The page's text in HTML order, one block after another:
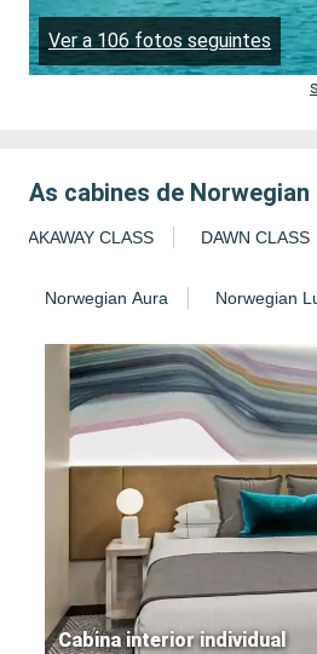
Ver a 106 fotos seguintes
As cabines de Norwegian
CLASS DAWN CLASS
Norwegian Aura Norwegian
Cabina interior individual